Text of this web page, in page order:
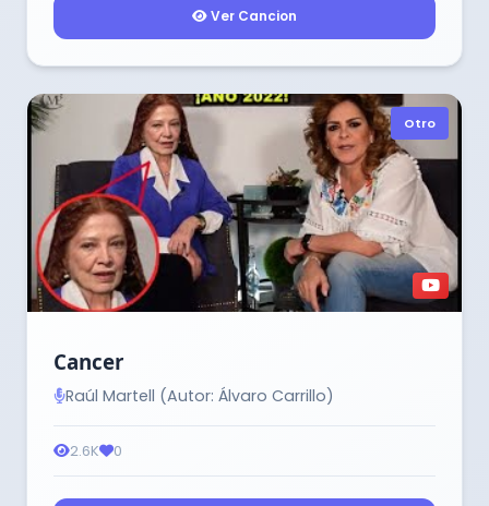
Ver Cancion
Otro
Cancer
Raúl Martell (Autor: Álvaro Carrillo)
2.6K 0